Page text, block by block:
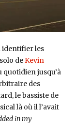
identifier les
deKevin
quotidien jusqu’à
des
le bassiste de
là où il l’avait
in my